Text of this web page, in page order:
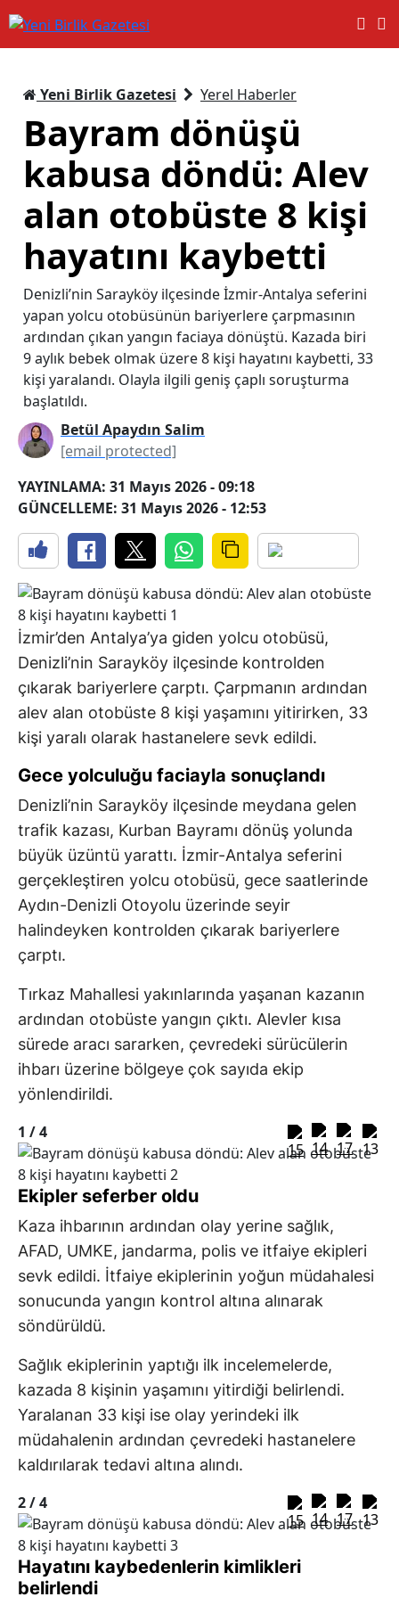
Yeni Birlik Gazetesi Yerel Haberler
Bayram dönüşü
kabusa döndü: Alev
alan otobüste 8 kişi
hayatını kaybetti
Denizli’nin Sarayköy ilçesinde İzmir-Antalya seferini
yapan yolcu otobüsünün bariyerlere çarpmasının
ardından çıkan yangın faciaya dönüştü. Kazada biri
9 aylık bebek olmak üzere 8 kişi hayatını kaybetti, 33
kişi yaralandı. Olayla ilgili geniş çaplı soruşturma
başlatıldı.
Betül Apaydın Salim
[email protected]
YAYINLAMA: 31 Mayıs 2026 - 09:18
GÜNCELLEME: 31 Mayıs 2026 - 12:53
İzmir’den Antalya’ya giden yolcu otobüsü,
Denizli’nin Sarayköy ilçesinde kontrolden
çıkarak bariyerlere çarptı. Çarpmanın ardından
alev alan otobüste 8 kişi yaşamını yitirirken, 33
kişi yaralı olarak hastanelere sevk edildi.
Gece yolculuğu faciayla sonuçlandı
Denizli’nin Sarayköy ilçesinde meydana gelen
trafik kazası, Kurban Bayramı dönüş yolunda
büyük üzüntü yarattı. İzmir-Antalya seferini
gerçekleştiren yolcu otobüsü, gece saatlerinde
Aydın-Denizli Otoyolu üzerinde seyir
halindeyken kontrolden çıkarak bariyerlere
çarptı.
Tırkaz Mahallesi yakınlarında yaşanan kazanın
ardından otobüste yangın çıktı. Alevler kısa
sürede aracı sararken, çevredeki sürücülerin
ihbarı üzerine bölgeye çok sayıda ekip
yönlendirildi.
1 /4
Ekipler seferber oldu
Kaza ihbarının ardından olay yerine sağlık,
AFAD, UMKE, jandarma, polis ve itfaiye ekipleri
sevk edildi. İtfaiye ekiplerinin yoğun müdahalesi
sonucunda yangın kontrol altına alınarak
söndürüldü.
Sağlık ekiplerinin yaptığı ilk incelemelerde,
kazada 8 kişinin yaşamını yitirdiği belirlendi.
Yaralanan 33 kişi ise olay yerindeki ilk
müdahalenin ardından çevredeki hastanelere
kaldırılarak tedavi altına alındı.
2 /4
Hayatını kaybedenlerin kimlikleri
belirlendi